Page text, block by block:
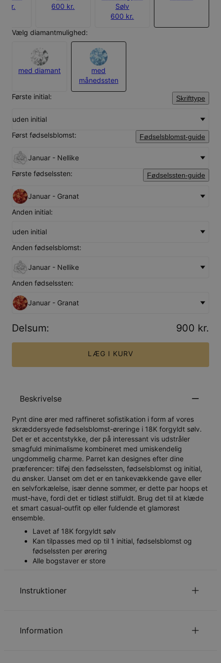
kr.
600 kr.
Sølv
600 kr.
Vælg diamantmulighed:
med diamant
med
månedssten
Første initial:
Skrifttype
uden initial
Først fødselsblomst:
Fødselsblomst-guide
Januar - Nellike
Første fødselssten:
Fødselssten-guide
Januar - Granat
Anden initial:
uden initial
Anden fødselsblomst:
Januar - Nellike
Anden fødselssten:
Januar - Granat
Delsum: 900 kr.
LÆG I KURV
Beskrivelse
Pynt dine ører med raffineret sofistikation i form af vores
skræddersyede fødselsblomst-øreringe i 18K forgyldt sølv.
Det er et accentstykke, der på interessant vis udstråler
smagfuld minimalisme kombineret med umiskendelig
ungdommelig charme. Parret kan designes efter dine
præferencer: tilføj den fødselssten, fødselsblomst og initial,
du ønsker. Uanset om det er en tankevækkende gave eller
en selvforkælelse, især denne sommer, er dette par hoops et
must-have, fordi det er tidløst stilfuldt. Brug det til at klæde
et smart casual-outfit op eller fuldende et glamorøst
ensemble.
Lavet af 18K forgyldt sølv
Kan tilpasses med op til 1 initial, fødselsblomst og
fødselssten per ørering
Alle bogstaver er store
Instruktioner
Du er velkommen til at kontakte os via
Information